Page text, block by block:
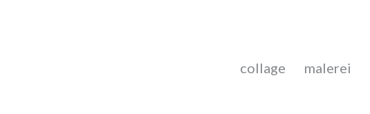
collage malerei